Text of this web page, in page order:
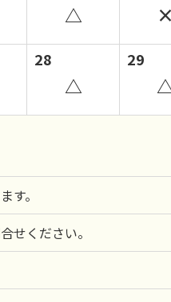
△ ×
28
△
29
す。
せください。